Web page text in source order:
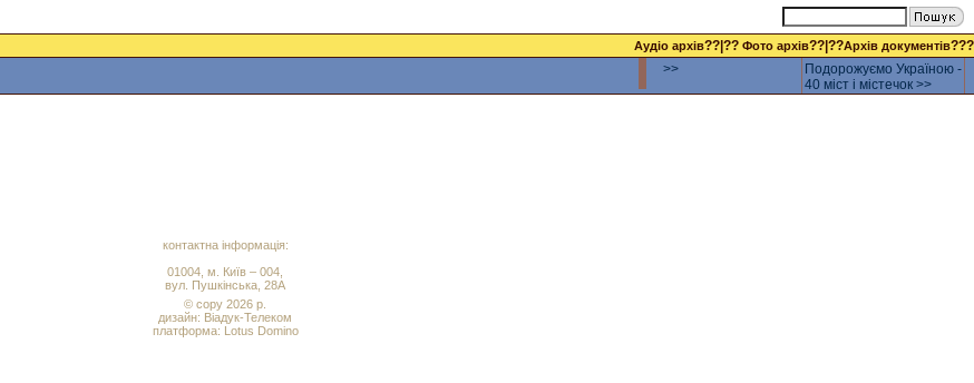
Аудіо архів??|?? Фото архів??|??Архів документів???
>>
Подорожуємо Україною -
40 міст і містечок >>
контактна інформація:
01004, м. Київ – 004,
вул. Пушкінська, 28А
© copy 2026 р.
дизайн: Віадук-Телеком
платформа: Lotus Domino